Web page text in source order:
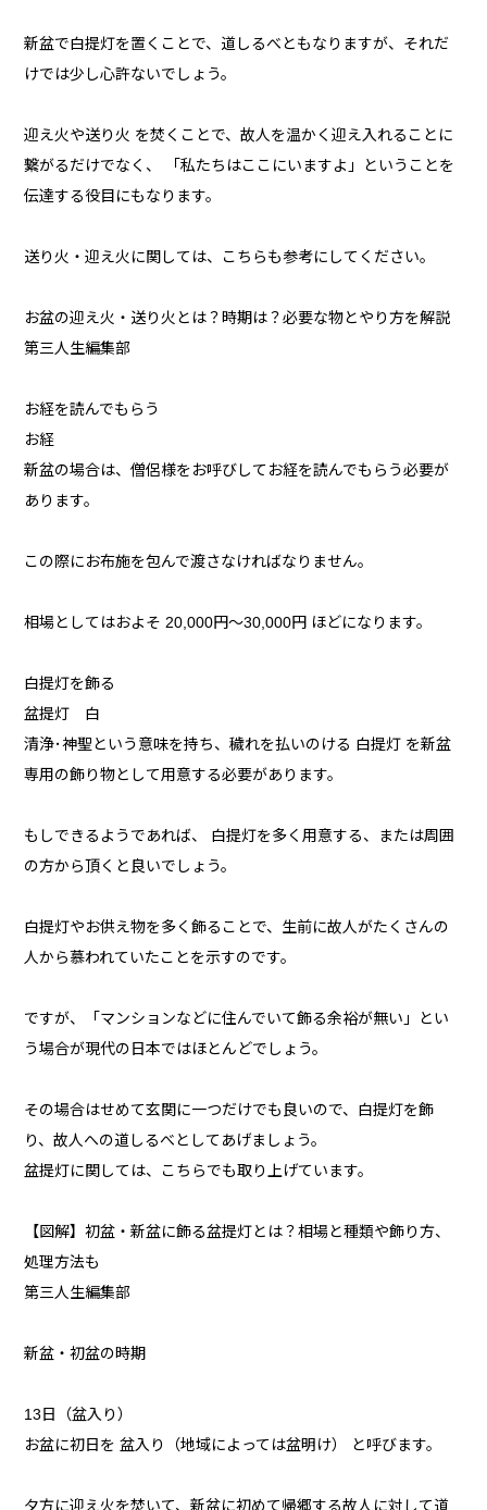
新盆で白提灯を置くことで、道しるべともなりますが、それだ
けでは少し心許ないでしょう。
迎え火や送り火 を焚くことで、故人を温かく迎え入れることに
繋がるだけでなく、 「私たちはここにいますよ」ということを
伝達する役目にもなります。
送り火・迎え火に関しては、こちらも参考にしてください。
お盆の迎え火・送り火とは？時期は？必要な物とやり方を解説
第三人生編集部
お経を読んでもらう
お経
新盆の場合は、僧侶様をお呼びしてお経を読んでもらう必要が
あります。
この際にお布施を包んで渡さなければなりません。
相場としてはおよそ 20,000円～30,000円 ほどになります。
白提灯を飾る
盆提灯 白
清浄･神聖という意味を持ち、穢れを払いのける 白提灯 を新盆
専用の飾り物として用意する必要があります。
もしできるようであれば、 白提灯を多く用意する、または周囲
の方から頂くと良いでしょう。
白提灯やお供え物を多く飾ることで、生前に故人がたくさんの
人から慕われていたことを示すのです。
ですが、「マンションなどに住んでいて飾る余裕が無い」とい
う場合が現代の日本ではほとんどでしょう。
その場合はせめて玄関に一つだけでも良いので、白提灯を飾
り、故人への道しるべとしてあげましょう。
盆提灯に関しては、こちらでも取り上げています。
【図解】初盆・新盆に飾る盆提灯とは？相場と種類や飾り方、
処理方法も
第三人生編集部
新盆・初盆の時期
13日（盆入り）
お盆に初日を 盆入り（地域によっては盆明け） と呼びます。
夕方に迎え火を焚いて、新盆に初めて帰郷する故人に対して道